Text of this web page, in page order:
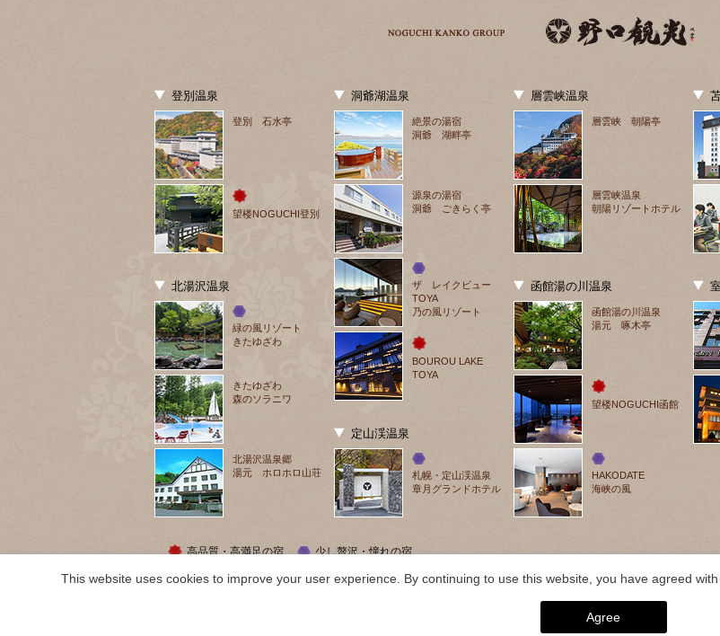
登別温泉
登別 石水亭
望楼NOGUCHI登別
北湯沢温泉
緑の風リゾート
きたゆざわ
きたゆざわ
森のソラニワ
北湯沢温泉郷
湯元 ホロホロ山荘
洞爺湖温泉
絶景の湯宿
洞爺 湖畔亭
源泉の湯宿
洞爺 ごきらく亭
ザ　レイクビュー
TOYA
乃の風リゾート
BOUROU LAKE
TOYA
定山渓温泉
札幌・定山渓温泉
章月グランドホテル
層雲峡温泉
層雲峡 朝陽亭
層雲峡温泉
朝陽リゾートホテル
函館湯の川温泉
函館湯の川温泉
湯元 啄木亭
望楼NOGUCHI函館
HAKODATE
海峡の風
高品質・高満足の宿 少し贅沢・憧れの宿
2026 層雲峡温泉 層雲峡 朝陽亭｜【公式】北海道の温泉宿 野口観
This website uses cookies to improve your user experience. By continuing to use this website, you have agreed
Agree